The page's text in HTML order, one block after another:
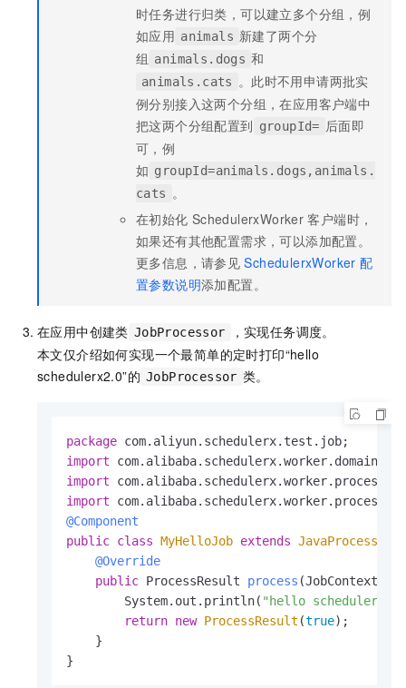
时任务进行归类，可以建立多个分组，例
如应用 animals 新建了两个分
组 animals.dogs 和
animals.cats 。此时不用申请两批实
例分别接入这两个分组，在应用客户端中
把这两个分组配置到 groupId= 后面即
可，例
如 groupId=animals.dogs,animals.
cats 。
在初始化 SchedulerxWorker 客户端时，
如果还有其他配置需求，可以添加配置。
更多信息，请参见 SchedulerxWorker 配
置参数说明添加配置。
在应用中创建类 JobProcessor
，实现任务调度。
本文仅介绍如何实现一个最简单的定时打印“hello
schedulerx2.0”的 JobProcessor 类。
package
import
import
import
@Component
public class MyHelloJob extends JavaProcessor
@Override
public ProcessResult process (JobContext
        System.out.println(
"hello
return new ProcessResult (true);
    }
}